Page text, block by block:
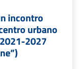
incontro
urbano
2027